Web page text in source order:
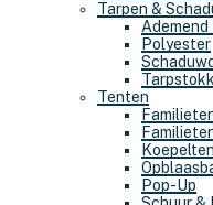
Tarpen &
Polyester
Tenten
Pop-Up